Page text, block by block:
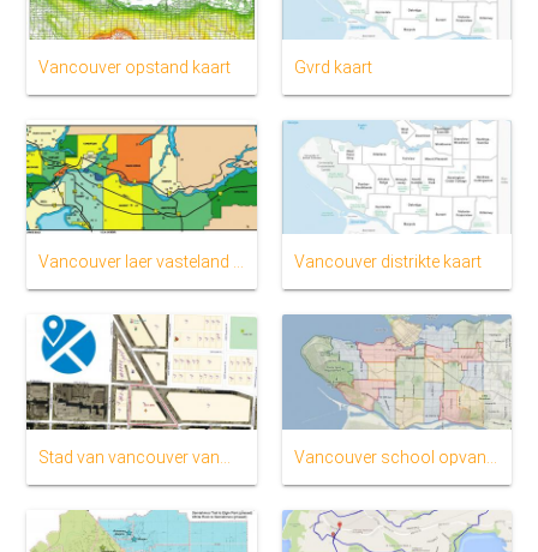
Vancouver opstand kaart Gvrd kaart
Vancouver laer vasteland kaart Vancouver distrikte kaart